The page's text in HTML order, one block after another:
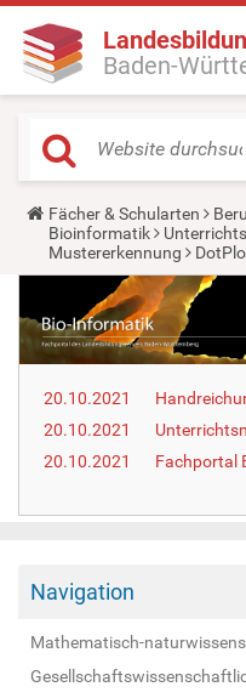
Baden-
Y
o
u
a
h
e
r
:
Fächer & Schularten
Bioinformatik
Mustererkennung
20.10.2021
20.10.2021
20.10.2021
Fachportal
Navigation
Mathematisch-